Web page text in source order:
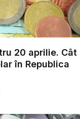
20 aprilie. Cât
în Republica